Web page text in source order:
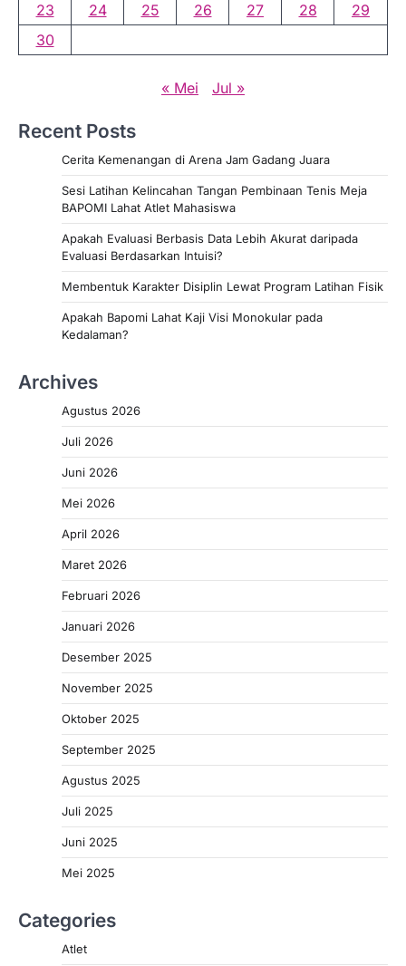
23
24 25 26 27 28
29
30
« Mei Jul »
Recent Posts
Cerita Kemenangan di Arena Jam Gadang Juara
Sesi Latihan Kelincahan Tangan Pembinaan Tenis Meja
BAPOMI Lahat Atlet Mahasiswa
Apakah Evaluasi Berbasis Data Lebih Akurat daripada
Evaluasi Berdasarkan Intuisi?
Membentuk Karakter Disiplin Lewat Program Latihan Fisik
Apakah Bapomi Lahat Kaji Visi Monokular pada
Kedalaman?
Archives
Agustus 2026
Juli 2026
Juni 2026
Mei 2026
April 2026
Maret 2026
Februari 2026
Januari 2026
Desember 2025
November 2025
Oktober 2025
September 2025
Agustus 2025
Juli 2025
Juni 2025
Mei 2025
Categories
Atlet